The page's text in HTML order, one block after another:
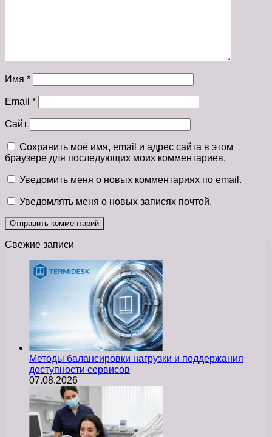
Имя *
Email *
Сайт
Сохранить моё имя, email и адрес сайта в этом
браузере для последующих моих комментариев.
Уведомить меня о новых комментариях по email.
Уведомлять меня о новых записях почтой.
Свежие записи
Методы балансировки нагрузки и поддержания
доступности сервисов
07.08.2026